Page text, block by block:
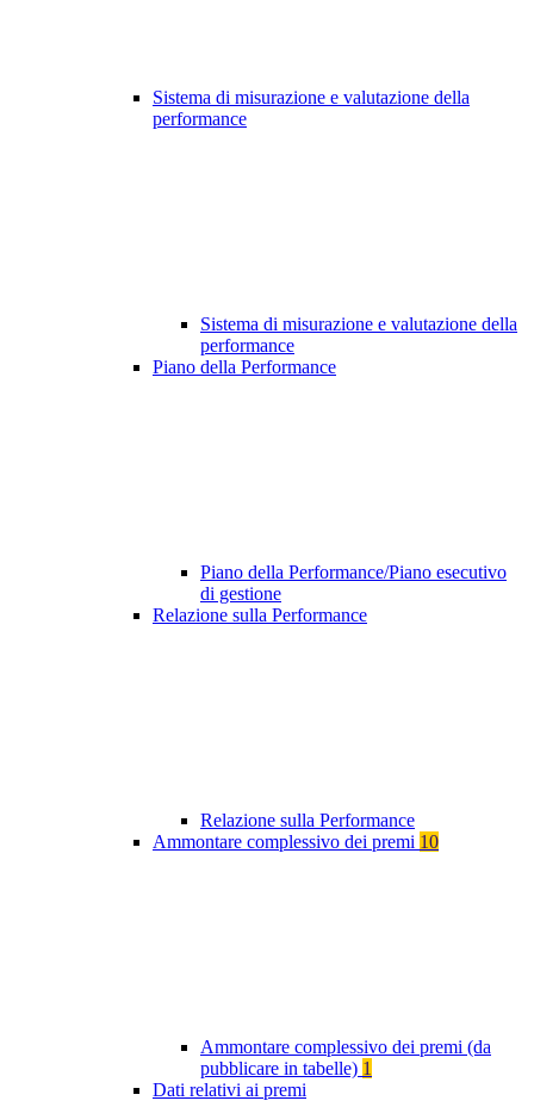
Sistema di misurazione e valutazione della
performance
Sistema di misurazione e valutazione della
performance
Piano della Performance
Piano della Performance/Piano esecutivo
di gestione
Relazione sulla Performance
Relazione sulla Performance
Ammontare complessivo dei premi 10
Ammontare complessivo dei premi (da
pubblicare in tabelle) 1
Dati relativi ai premi